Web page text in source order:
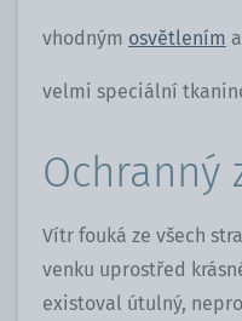
vhodným osvětlením a
velmi speciální
Ochranný
Vítr fouká ze všech
venku uprostřed
existoval útulný,